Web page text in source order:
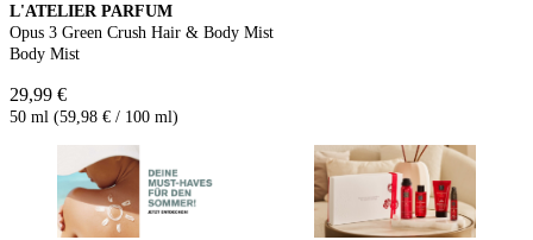
L'ATELIER PARFUM
Opus 3 Green Crush Hair & Body Mist
Body Mist
29,99 €
50 ml (59,98 € / 100 ml)